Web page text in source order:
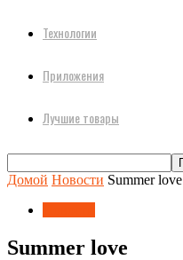
Технологии
Приложения
Лучшие товары
Домой Новости Summer love
Summer love